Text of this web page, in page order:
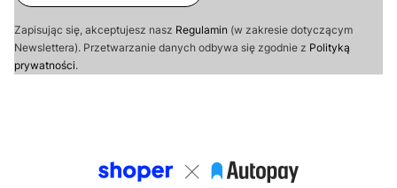
Zapisując się, akceptujesz nasz Regulamin (w zakresie dotyczącym
Newslettera). Przetwarzanie danych odbywa się zgodnie z Polityką
prywatności.